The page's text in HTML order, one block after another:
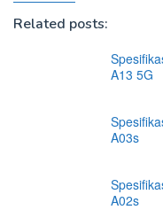
Related posts:
A13 5G
A03s
A02s